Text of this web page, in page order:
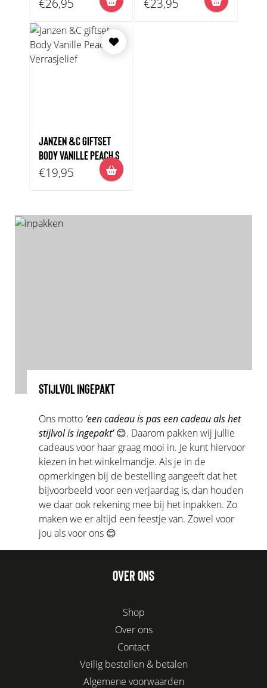
JANZEN &C GIFTSET
BODY VANILLE PEACH S
€19,95
STIJLVOL INGEPAKT
Ons motto ‘een cadeau is pas een cadeau als het
stijlvol is ingepakt’😊. Daarom pakken wij jullie
cadeaus voor haar graag mooi in. Je kunt hiervoor
kiezen in het winkelmandje. Als je in de
opmerkingen bij de bestelling aangeeft dat het
bijvoorbeeld voor een verjaardag is, dan houden
we daar ook rekening mee bij het inpakken. Zo
maken we er altijd een feestje van. Zowel voor
jou als voor ons 😊
OVER ONS
Shop
Over ons
Contact
Veilig bestellen & betalen
Algemene voorwaarden